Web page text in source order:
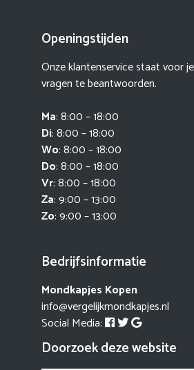
Openingstijden
Onze klantenservice staat voor
vragen te beantwoorden.
Ma: 8:00 – 18:00
Di: 8:00 – 18:00
Wo: 8:00 – 18:00
Do: 8:00 – 18:00
Vr: 8:00 – 18:00
Za: 9:00 – 13:00
Zo: 9:00 – 13:00
Bedrijfsinformatie
Mondkapjes Kopen
info@vergelijkmondkapjes.nl
Social Media:
Doorzoek deze website